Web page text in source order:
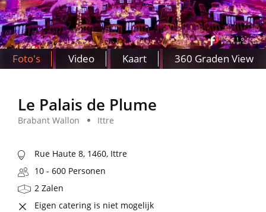
Foto's Video Kaart 360 Graden View
Le Palais de Plume
Brabant Wallon Ittre
Rue Haute 8, 1460, Ittre
10 - 600 Personen
2 Zalen
Eigen catering is niet mogelijk